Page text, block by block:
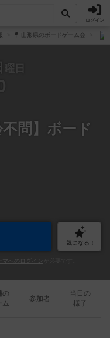
ログイン
山形県のボードゲーム会
曜日
不問】ボード
気になる！
マへのログイン
の
ム
参加者
当日の
様子